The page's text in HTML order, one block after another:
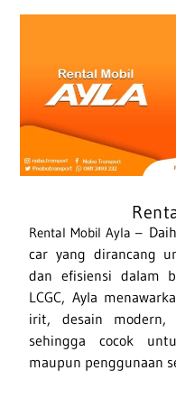
Rental Mobil Ayla –
car yang dirancang
dan efisiensi dalam
LCGC, Ayla
irit, desain modern,
sehingga cocok
maupun penggunaan